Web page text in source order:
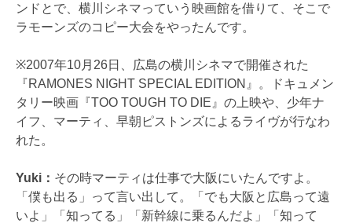
ンドとで、横川シネマっていう映画館を借りて、そこで
ラモーンズのコピー大会をやったんです。
※2007年10月26日、広島の横川シネマで開催された
『RAMONES NIGHT SPECIAL EDITION』。ドキュメン
タリー映画『TOO TOUGH TO DIE』の上映や、少年ナ
イフ、マーティ、早朝ピストンズによるライヴが行なわ
れた。
Yuki： その時マーティは仕事で大阪にいたんですよ。
「僕も出る」って言い出して。「でも大阪と広島って遠
いよ」「知ってる」「新幹線に乗るんだよ」「知って